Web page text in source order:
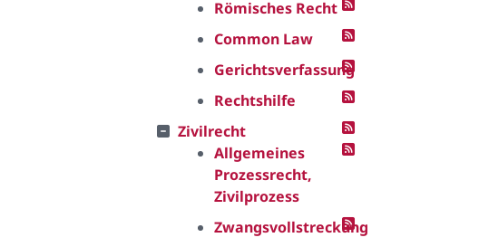
Römisches Recht
Common Law
Gerichtsverfassung
Rechtshilfe
Zivilrecht
Allgemeines
Prozessrecht,
Zivilprozess
Zwangsvollstreckung